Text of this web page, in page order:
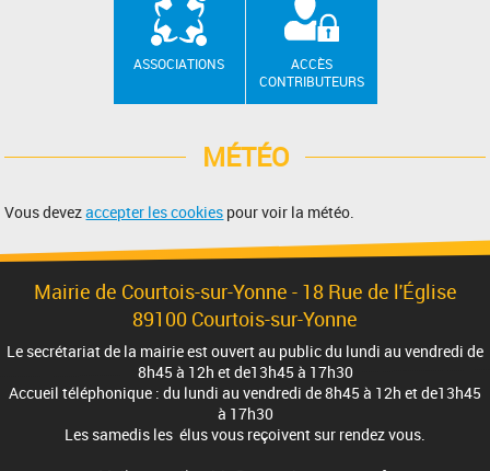
ASSOCIATIONS
ACCÈS
CONTRIBUTEURS
MÉTÉO
Vous devezaccepter les cookies pour voir la météo.
Mairie de Courtois-sur-Yonne - 18 Rue de l'Église
89100 Courtois-sur-Yonne
Le secrétariat de la mairie est ouvert au public du lundi au vendredi de
8h45 à 12h et de13h45 à 17h30
Accueil téléphonique : du lundi au vendredi de 8h45 à 12h et de13h45
à 17h30
Les samedis les élus vous reçoivent sur rendez vous.